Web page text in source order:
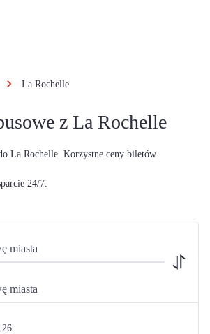
La Rochelle
z La Rochelle
La Rochelle. Korzystne ceny biletów
24/7.
26